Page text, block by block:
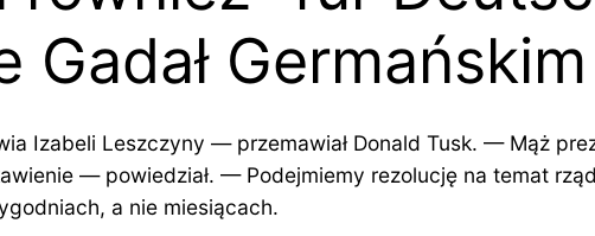
Gadał
Izabeli Leszczyny — przemawiał Donald Tusk. — Mąż
— powiedział. — Podejmiemy rezolucję na temat
a nie miesiącach.